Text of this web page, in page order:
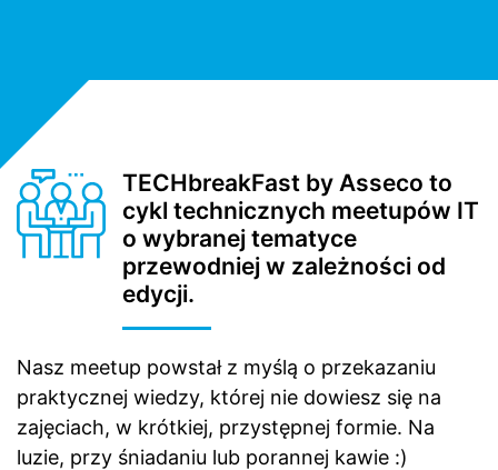
TECHbreakFast by Asseco to
cykl technicznych meetupów IT
o wybranej tematyce
przewodniej w zależności od
edycji.
Nasz meetup powstał z myślą o przekazaniu
praktycznej wiedzy, której nie dowiesz się na
zajęciach, w krótkiej, przystępnej formie. Na
luzie, przy śniadaniu lub porannej kawie :)